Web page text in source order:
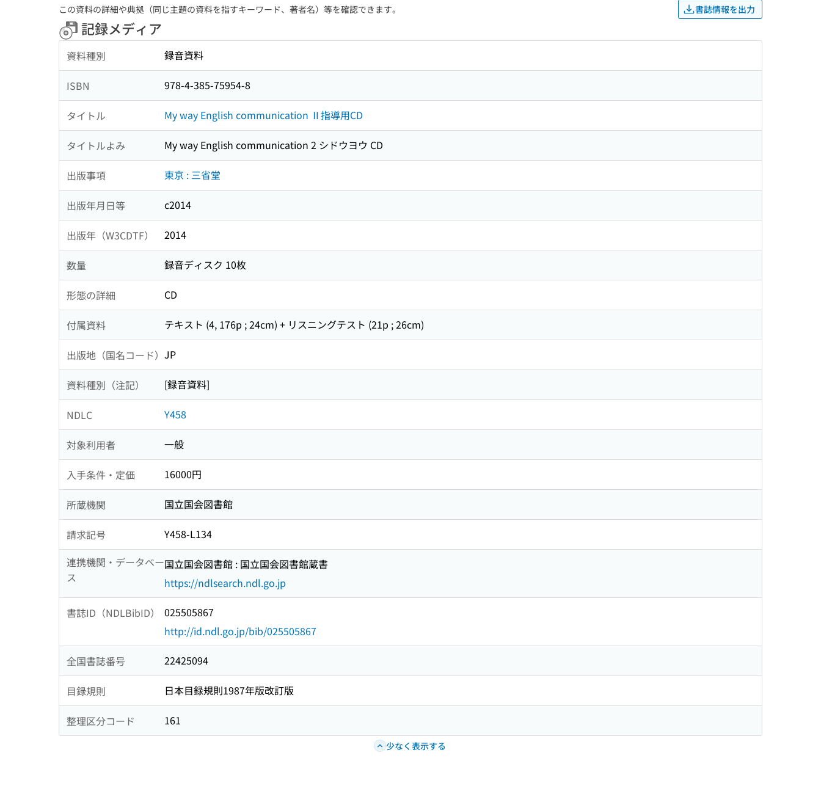
この資料の詳細や典拠（同じ主題の資料を指すキーワード、著者名）等を確認できます。 書誌情報を出力
記録メディア
資料種別 録音資料
ISBN 978-4-385-75954-8
タイトル My way English communication Ⅱ指導用CD
タイトルよみ My way English communication 2 シドウヨウ CD
出版事項 東京 : 三省堂
出版年月日等 c2014
出版年（W3CDTF） 2014
数量 録音ディスク 10枚
形態の詳細 CD
付属資料 テキスト (4, 176p ; 24cm) + リスニングテスト (21p ; 26cm)
出版地（国名コード） JP
資料種別（注記） [録音資料]
NDLC Y458
対象利用者 一般
入手条件・定価 16000円
所蔵機関 国立国会図書館
請求記号
Y458-L134
連携機関・データベー
ス
国立国会図書館 : 国立国会図書館蔵書
https://ndlsearch.ndl.go.jp
書誌ID（NDLBibID）
025505867
http://id.ndl.go.jp/bib/025505867
全国書誌番号 22425094
目録規則 日本目録規則1987年版改訂版
整理区分コード 161
少なく表示する